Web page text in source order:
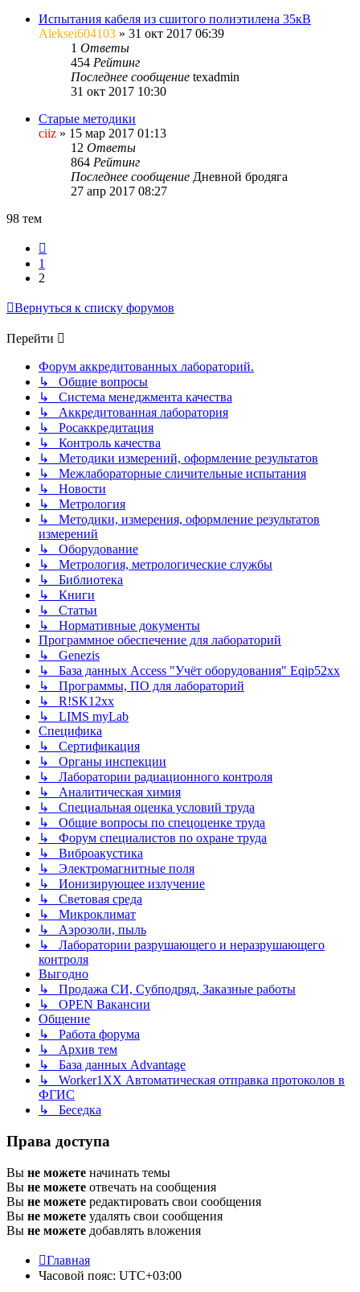
Испытания кабеля из сшитого полиэтилена 35кВ
Aleksei604103 » 31 окт 2017 06:39
1 Ответы
454 Рейтинг
Последнее сообщение texadmin
31 окт 2017 10:30
Старые методики
ciiz » 15 мар 2017 01:13
12 Ответы
864 Рейтинг
Последнее сообщение Дневной бродяга
27 апр 2017 08:27
98 тем
1
2
Вернуться к списку форумов
Перейти
Форум аккредитованных лабораторий.
↳ Общие вопросы
↳ Система менеджмента качества
↳ Аккредитованная лаборатория
↳ Росаккредитация
↳ Контроль качества
↳ Методики измерений, оформление результатов
↳ Межлабораторные сличительные испытания
↳ Новости
↳ Метрология
↳ Методики, измерения, оформление результатов
измерений
↳ Оборудование
↳ Метрология, метрологические службы
↳ Библиотека
↳ Книги
↳ Статьи
↳ Нормативные документы
Программное обеспечение для лабораторий
↳ Genezis
↳ База данных Access "Учёт оборудования" Eqip52xx
↳ Программы, ПО для лабораторий
↳ R!SK12xx
↳ LIMS myLab
Специфика
↳ Сертификация
↳ Органы инспекции
↳ Лаборатории радиационного контроля
↳ Аналитическая химия
↳ Специальная оценка условий труда
↳ Общие вопросы по спецоценке труда
↳ Форум специалистов по охране труда
↳ Виброакустика
↳ Электромагнитные поля
↳ Ионизирующее излучение
↳ Световая среда
↳ Микроклимат
↳ Аэрозоли, пыль
↳ Лаборатории разрушающего и неразрушающего
контроля
Выгодно
↳ Продажа СИ, Субподряд, Заказные работы
↳ OPEN Вакансии
Общение
↳ Работа форума
↳ Архив тем
↳ База данных Advantage
↳ Worker1XX Автоматическая отправка протоколов в
ФГИС
↳ Беседка
Права доступа
Вы не можете начинать темы
Вы не можете отвечать на сообщения
Вы не можете редактировать свои сообщения
Вы не можете удалять свои сообщения
Вы не можете добавлять вложения
Главная
Часовой пояс: UTC+03:00